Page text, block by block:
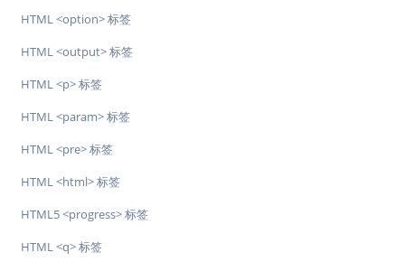
HTML <option> 标签
HTML <output> 标签
HTML <p> 标签
HTML <param> 标签
HTML <pre> 标签
HTML <html> 标签
HTML5 <progress> 标签
HTML <q> 标签